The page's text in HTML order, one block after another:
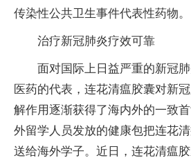
传染性公共卫生事件代表性药物。
治疗新冠肺炎疗效可靠
面对国际上日益严重的新冠
医药的代表，连花清瘟胶囊对新
解作用逐渐获得了海内外的一致
外留学人员发放的健康包把连花
送给海外学子。近日，连花清瘟